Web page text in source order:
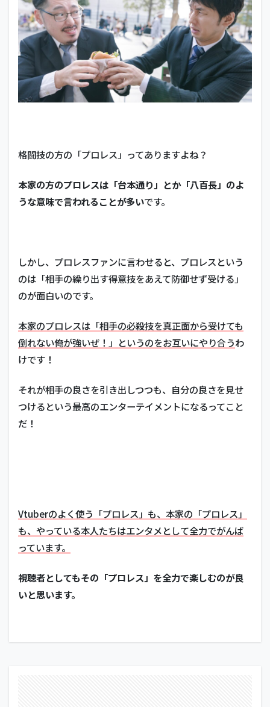
格闘技の方の「プロレス」ってありますよね？
本家の方のプロレスは「台本通り」とか「八百長」のよ
うな意味で言われることが多いです。
しかし、プロレスファンに言わせると、プロレスという
のは「相手の繰り出す得意技をあえて防御せず受ける」
のが面白いのです。
本家のプロレスは「相手の必殺技を真正面から受けても
倒れない俺が強いぜ！」というのをお互いにやり合うわ
けです！
それが相手の良さを引き出しつつも、自分の良さを見せ
つけるという最高のエンターテイメントになるってこと
だ！
Vtuberのよく使う「プロレス」も、本家の「プロレス」
も、やっている本人たちはエンタメとして全力でがんば
っています。
視聴者としてもその「プロレス」を全力で楽しむのが良
いと思います。